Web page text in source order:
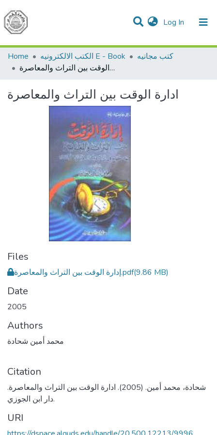
Log In (current)
Communities & Collections
All of DSpace
Home
الكتب الالكترونيه E - Book
كتب مجانيه
ادارة الوقت بين التراث والمعاصرة
ادارة الوقت بين التراث والمعاصرة
Files
إدارة الوقت بين التراث والمعاصرة.pdf(9.86 MB)
Date
2005
Authors
محمد أمين شحادة
Citation
شحادة، محمد أمين. (2005). ادارة الوقت بين التراث والمعاصرة.
دار ابن الجوزي.
URI